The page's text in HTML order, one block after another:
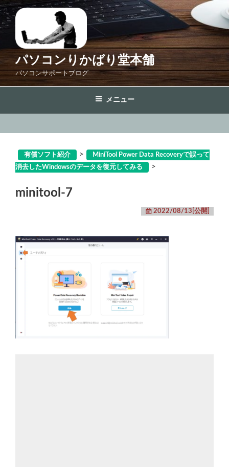
コ
ン
テ
ス
プ
パソコンりかばり堂本舗
パソコンサポートブログ
メニュー
有償ソフト紹介 >
MiniTool Power Data Recoveryで誤って
消去したWindowsのデータを復元してみる
>
minitool-7
2022/08/13[公開]